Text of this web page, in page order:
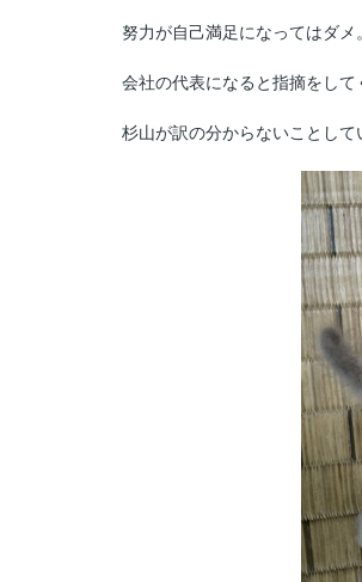
努力が自己満足になってはダメ。
会社の代表になると指摘をして
杉山が訳の分からないことして